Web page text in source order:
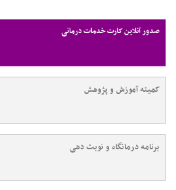
صدور آنلاین کارت خدمات درمانی
کمیته آموزش و پژوهش
برنامه درمانگاه و نوبت دهی